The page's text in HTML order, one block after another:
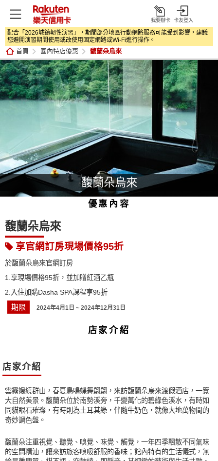
打
開
我要辦卡 卡友登入
配合「2026城鎮韌性演習」，期間部分地區行動網路服務可能受到影響，建議
您避開演習期間使用或改使用固定網路或Wi‑Fi進行操作。
首頁 國內特店優惠 馥蘭朵烏來
馥蘭朵烏來
優惠內容
馥蘭朵烏來
享官網訂房現場價格95折
於馥蘭朵烏來官網訂房
1.享現場價格95折，並加贈紅酒乙瓶
2.入住加購Dasha SPA課程享95折
期限 2024年4月1日 ~ 2024年12月31日
店家介紹
店家介紹
雲霧嬝繞群山，春夏鳥鳴蝶舞翩翩，來訪馥蘭朵烏來渡假酒店，一覽
大自然美景。馥蘭朵位於南勢溪旁，千變萬化的碧綠色溪水，有時如
同貓眼石璀璨，有時則為土耳其綠，伴隨牛奶色，就像大地萬物間的
奇妙調色盤。
馥蘭朵注重視覺、聽覺、嗅覺、味覺、觸覺，一年四季飄散不同氣味
的空間精油，讓來訪旅客嗅吸舒服的香味；館內特有的生活儀式，無